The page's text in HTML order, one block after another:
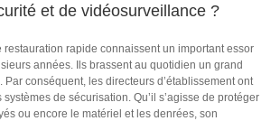
et de vidéosurveillance ?
restauration rapide connaissent un important essor
années. Ils brassent au quotidien un grand
conséquent, les directeurs d’établissement ont
de sécurisation. Qu’il s’agisse de protéger
ou encore le matériel et les denrées, son